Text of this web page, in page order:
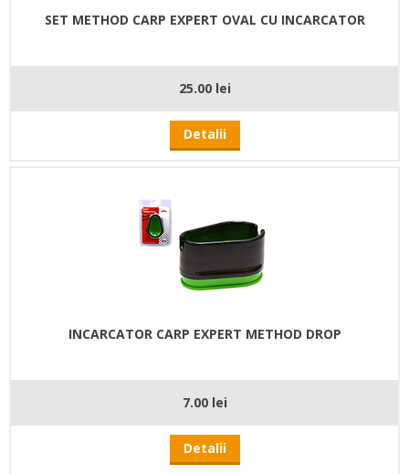
SET METHOD CARP EXPERT OVAL CU INCARCATOR
25.00 lei
Detalii
INCARCATOR CARP EXPERT METHOD DROP
7.00 lei
Detalii